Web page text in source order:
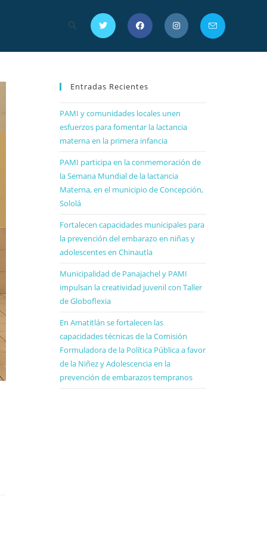
Entradas Recientes
PAMI y comunidades locales unen
esfuerzos para fomentar la lactancia
materna en la primera infancia
PAMI participa en la conmemoración de
la Semana Mundial de la lactancia
Materna, en el municipio de Concepción,
Sololá
Fortalecen capacidades municipales para
la prevención del embarazo en niñas y
adolescentes en Chinautla
Municipalidad de Panajachel y PAMI
impulsan la creatividad juvenil con Taller
de Globoflexia
En Amatitlán se fortalecen las
capacidades técnicas de la Comisión
Formuladora de la Política Pública a favor
de la Niñez y Adolescencia en la
prevención de embarazos tempranos